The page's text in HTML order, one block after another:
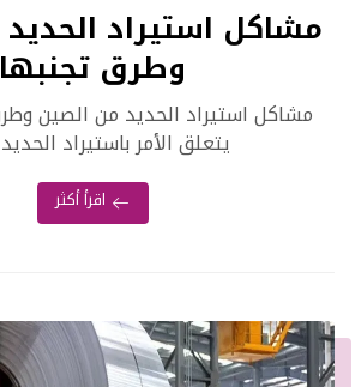
مشاكل استيراد
وطرق تجنبها
مشاكل استيراد الحديد من الصين
يتعلق الأمر باستيراد
اقرأ أكثر